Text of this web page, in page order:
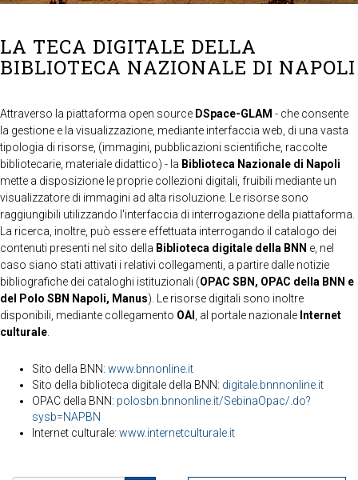
LA TECA DIGITALE DELLA
BIBLIOTECA NAZIONALE DI NAPOLI
Attraverso la piattaforma open source DSpace-GLAM - che consente
la gestione e la visualizzazione, mediante interfaccia web, di una vasta
tipologia di risorse, (immagini, pubblicazioni scientifiche, raccolte
bibliotecarie, materiale didattico) - la Biblioteca Nazionale di Napoli
mette a disposizione le proprie collezioni digitali, fruibili mediante un
visualizzatore di immagini ad alta risoluzione. Le risorse sono
raggiungibili utilizzando l'interfaccia di interrogazione della piattaforma.
La ricerca, inoltre, può essere effettuata interrogando il catalogo dei
contenuti presenti nel sito della Biblioteca digitale della BNN e, nel
caso siano stati attivati i relativi collegamenti, a partire dalle notizie
bibliografiche dei cataloghi istituzionali (OPAC SBN, OPAC della BNN e
del Polo SBN Napoli, Manus). Le risorse digitali sono inoltre
disponibili, mediante collegamento OAI , al portale nazionale Internet
culturale
Sito della BNN: www.bnnonline.it
Sito della biblioteca digitale della BNN: digitale.bnnnonline.it
OPAC della BNN: polosbn.bnnonline.it/SebinaOpac/.do?
sysb=NAPBN
Internet culturale: www.internetculturale.it